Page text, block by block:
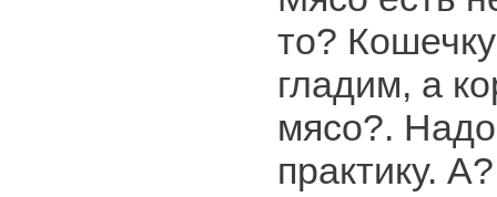
то?
гладим, а
мясо?.
практику. А?